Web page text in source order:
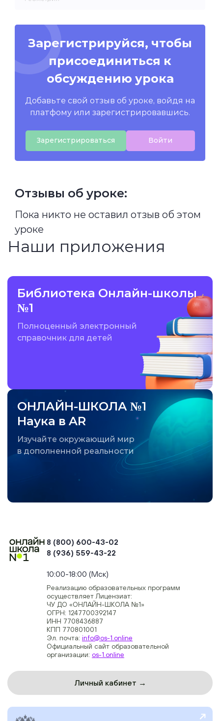
Зарегистрируйся, чтобы
присоединиться к
обсуждению урока
Добавьте свой отзыв об уроке, войдя на
платфому или зарегистрировавшись.
Зарегистрироваться Войти
Отзывы об уроке:
Пока никто не оставил отзыв об этом
уроке
Наши приложения
Библиотека Онлайн-школы
№1
Полноценный электронный
справочник для детей
ОНЛАЙН-ШКОЛА №1
Наука в AR
Изучайте окружающий мир
в дополненной реальности
8 (800) 600-43-02
8 (936) 559-43-22
10:00-18:00 (Мск)
Реализацию образовательных программ
осуществляет Лицензиат:
ЧУ ДО «ОНЛАЙН-ШКОЛА №1»
ОГРН: 1247700392147
ИНН 7708436887
КПП 770801001
Эл. почта: info@os-1.online
Официальный сайт образовательной
организации: os-1.online
Личный кабинет →